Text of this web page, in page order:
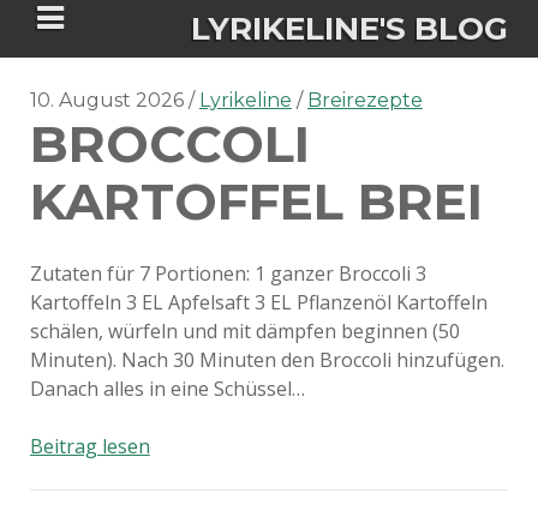
LYRIKELINE'S BLOG
Tania Morgan's Blog über alles, was
sie im Leben bewegt.
ÜBER DIE AUTORIN
IGASHO UND CHIMALIS KAYA
NIEMALS FÜR IMMER (ROMAN)
BÜCHERSHOPS
DATENSCHUTZERKLÄRUNG
10. August 2026 Lyrikeline Breirezepte
BROCCOLI
KARTOFFEL BREI
Zutaten für 7 Portionen: 1 ganzer Broccoli 3
Kartoffeln 3 EL Apfelsaft 3 EL Pflanzenöl Kartoffeln
schälen, würfeln und mit dämpfen beginnen (50
Minuten). Nach 30 Minuten den Broccoli hinzufügen.
Danach alles in eine Schüssel…
Beitrag lesenBroccoli